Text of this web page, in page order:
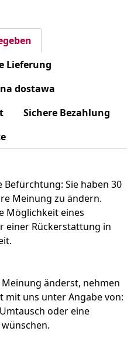
Lieferung
dostawa
Sichere Bezahlung
Befürchtung: Sie haben 30
Meinung zu ändern.
Möglichkeit eines
einer Rückerstattung in
änderst, nehmen
mit uns unter Angabe von:
oder eine